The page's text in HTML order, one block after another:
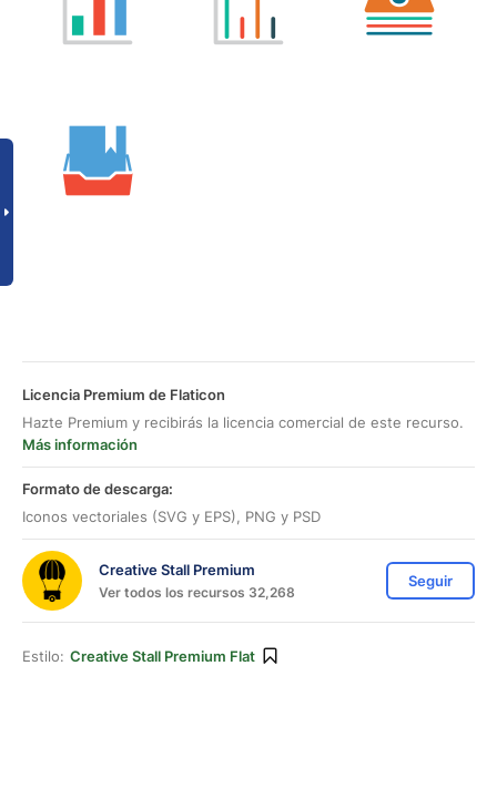
Licencia Premium de Flaticon
Hazte Premium y recibirás la licencia comercial de este recurso.
Más información
Formato de descarga:
Iconos vectoriales (SVG y EPS), PNG y PSD
Creative Stall Premium
Ver todos los recursos 32,268
Seguir
Estilo: Creative Stall Premium Flat